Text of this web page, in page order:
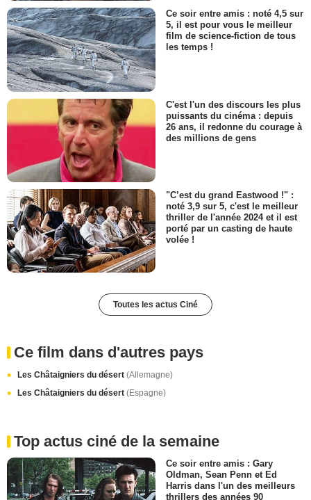
Ce soir entre amis : noté 4,5 sur
5, il est pour vous le meilleur
film de science-fiction de tous
les temps !
C'est l'un des discours les plus
puissants du cinéma : depuis
26 ans, il redonne du courage à
des millions de gens
"C’est du grand Eastwood !" :
noté 3,9 sur 5, c'est le meilleur
thriller de l'année 2024 et il est
porté par un casting de haute
volée !
Toutes les actus Ciné
Ce film dans d'autres pays
Les Châtaigniers du désert (Allemagne)
Les Châtaigniers du désert (Espagne)
Top actus ciné de la semaine
Ce soir entre amis : Gary
Oldman, Sean Penn et Ed
Harris dans l'un des meilleurs
thrillers des années 90